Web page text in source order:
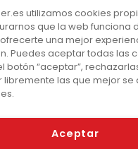
Nuestras Apps
utilizamos cookies
que la web funciona
una mejor
Puedes aceptar todas las
botón “aceptar”,
libremente las que mejor se
Aceptar